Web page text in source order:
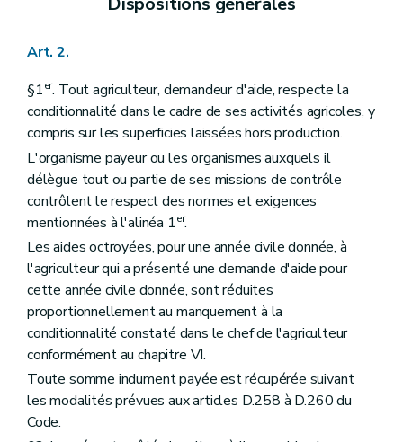
Art. 2.
§1er. Tout agriculteur, demandeur d'aide, respecte la
conditionnalité dans le cadre de ses activités agricoles, y
compris sur les superficies laissées hors production.
L'organisme payeur ou les organismes auxquels il
délègue tout ou partie de ses missions de contrôle
contrôlent le respect des normes et exigences
mentionnées à l'alinéa 1er.
Les aides octroyées, pour une année civile donnée, à
l'agriculteur qui a présenté une demande d'aide pour
cette année civile donnée, sont réduites
proportionnellement au manquement à la
conditionnalité constaté dans le chef de l'agriculteur
conformément au chapitre VI.
Toute somme indument payée est récupérée suivant
les modalités prévues aux articles D.258 à D.260 du
Code.